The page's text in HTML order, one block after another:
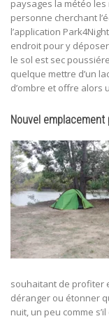
paysages la météo
personne cherchant
l’application
endroit pour y déposer
le sol est sec
quelque mettre d’un
d’ombre et offre alors
Nouvel
souhaitant de profiter
déranger ou étonner
nuit, un peu comme